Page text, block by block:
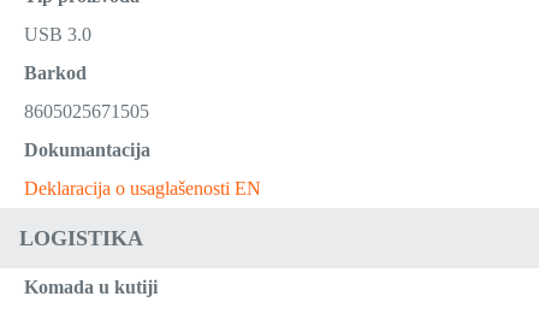
USB 3.0
Barkod
8605025671505
Dokumantacija
Deklaracija o usaglašenosti EN
LOGISTIKA
Komada u kutiji